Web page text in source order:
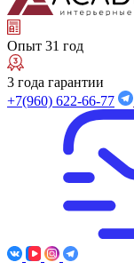
Опыт 31 год
3 года гарантии
+7(960) 622-66-77